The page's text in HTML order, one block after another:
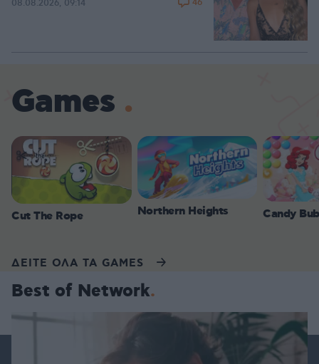
08.08.2026, 09:14 46
Games
Cut The Rope Northern Heights Candy
ΔΕΙΤΕ ΟΛΑ ΤΑ GAMES
Best of Network